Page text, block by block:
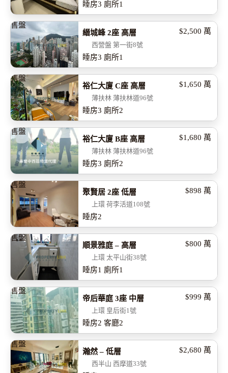
睡房3 廁所1
售盤
縉城峰 2座 高層
$2,500 萬
西營盤 第一街8號
睡房3 廁所1
售盤
裕仁大廈 C座 高層
$1,650 萬
薄扶林 薄扶林道96號
睡房3 廁所2
售盤
裕仁大廈 B座 高層
$1,680 萬
薄扶林 薄扶林道96號
睡房3 廁所2
售盤
聚賢居 2座 低層
$898 萬
上環 荷李活道108號
睡房2
售盤
順景雅庭 – 高層
$800 萬
上環 太平山街38號
睡房1 廁所1
售盤
帝后華庭 3座 中層
$999 萬
上環 皇后街1號
睡房2 客廳2
售盤
瀚然 – 低層
$2,680 萬
西半山 西摩道33號